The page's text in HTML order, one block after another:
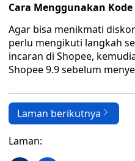
Cara Menggunakan Kode
Agar bisa menikmati
perlu mengikuti langkah
incaran di Shopee,
Shopee 9.9 sebelum
Laman berikutnya
Laman: